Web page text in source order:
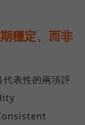
穩定、而非
表性的兩項評